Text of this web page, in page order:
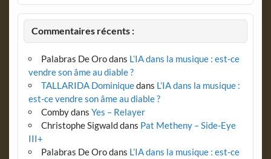
Commentaires récents :
Palabras De Orodans L’IA dans la musique : est-ce
vendre son âme au diable ?
TALLARIDA Dominiquedans L’IA dans la musique :
est-ce vendre son âme au diable ?
Combydans Yes – Relayer
Christophe Sigwalddans Pat Metheny – Side-Eye
III+
Palabras De Orodans L’IA dans la musique : est-ce